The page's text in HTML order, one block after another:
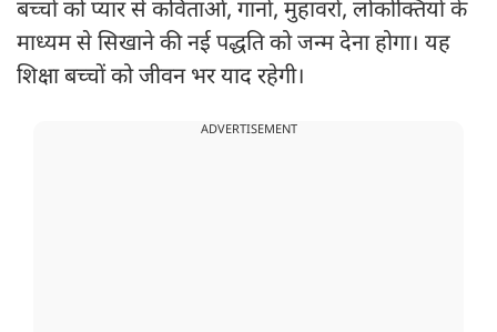
बच्चों को प्यार से कविताओं, गानों, मुहावरों, लोकोक्तियों के
माध्यम से सिखाने की नई पद्धति को जन्म देना होगा। यह
शिक्षा बच्चों को जीवन भर याद रहेगी।
ADVERTISEMENT